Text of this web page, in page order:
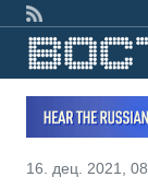
16. дец. 2021,